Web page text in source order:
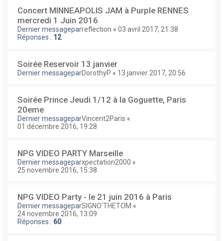
Concert MINNEAPOLIS JAM à Purple RENNES
mercredi 1 Juin 2016
Dernier messageparreflection « 03 avril 2017, 21:38
Réponses : 12
Soirée Reservoir 13 janvier
Dernier messageparDorothyP « 13 janvier 2017, 20:56
Soirée Prince Jeudi 1/12 à la Goguette, Paris
20eme
Dernier messageparVincent2Paris «
01 décembre 2016, 19:28
NPG VIDEO PARTY Marseille
Dernier messageparxpectation2000 «
25 novembre 2016, 15:38
NPG VIDEO Party - le 21 juin 2016 à Paris
Dernier messageparSIGNO'THETOM «
24 novembre 2016, 13:09
Réponses : 60